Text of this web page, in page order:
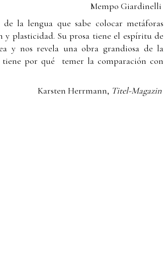
Mempo Giardinelli
la lengua que sabe colocar metáforas
y plasticidad. Su prosa tiene el espíritu de
y nos revela una obra grandiosa de la
por qué temer la comparación con
Karsten Herrmann, Titel-Magazin